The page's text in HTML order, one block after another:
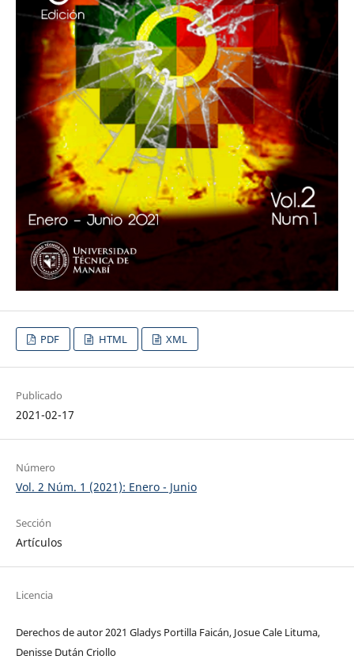
PDF HTML XML
Publicado
2021-02-17
Número
Vol. 2 Núm. 1 (2021): Enero - Junio
Sección
Artículos
Licencia
Derechos de autor 2021 Gladys Portilla Faicán, Josue Cale Lituma,
Denisse Dután Criollo